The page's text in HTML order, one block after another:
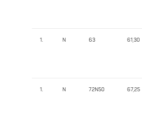
1. N 63 61,30
1. N 72N50 67,25